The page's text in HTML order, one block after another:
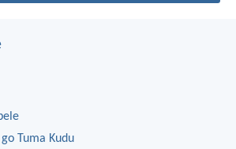
Tuma Kudu